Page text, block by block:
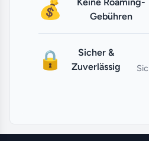
💰
Gebühren
🔒
Sicher &
Zuverlässig